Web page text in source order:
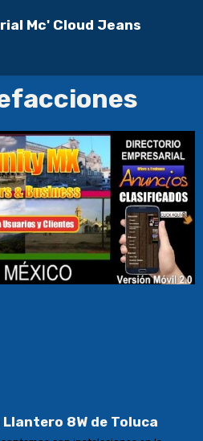
Mc' Cloud Jeans
8W de Toluca